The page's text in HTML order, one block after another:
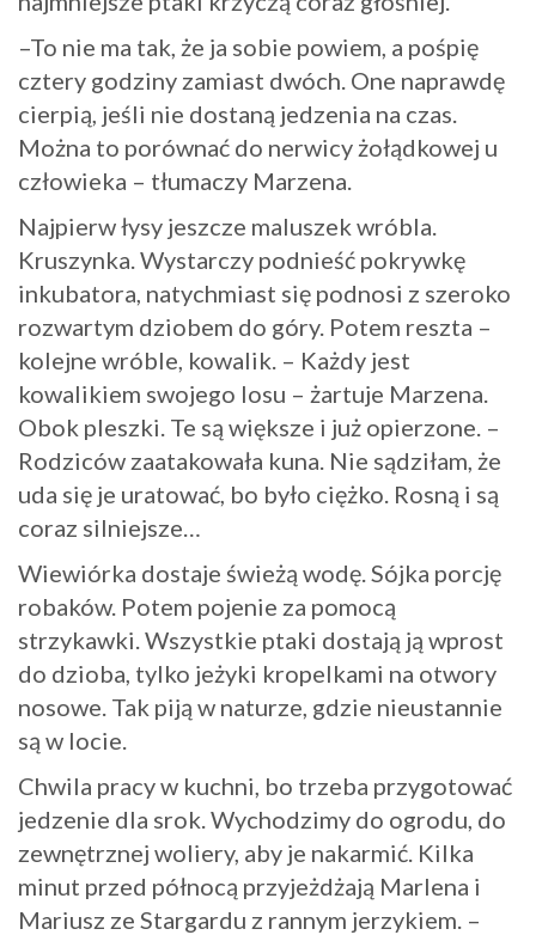
–To nie ma tak, że ja sobie powiem, a pośpię
cztery godziny zamiast dwóch. One naprawdę
cierpią, jeśli nie dostaną jedzenia na czas.
Można to porównać do nerwicy żołądkowej u
człowieka – tłumaczy Marzena.
Najpierw łysy jeszcze maluszek wróbla.
Kruszynka. Wystarczy podnieść pokrywkę
inkubatora, natychmiast się podnosi z szeroko
rozwartym dziobem do góry. Potem reszta –
kolejne wróble, kowalik. – Każdy jest
kowalikiem swojego losu – żartuje Marzena.
Obok pleszki. Te są większe i już opierzone. –
Rodziców zaatakowała kuna. Nie sądziłam, że
uda się je uratować, bo było ciężko. Rosną i są
coraz silniejsze…
Wiewiórka dostaje świeżą wodę. Sójka porcję
robaków. Potem pojenie za pomocą
strzykawki. Wszystkie ptaki dostają ją wprost
do dzioba, tylko jeżyki kropelkami na otwory
nosowe. Tak piją w naturze, gdzie nieustannie
są w locie.
Chwila pracy w kuchni, bo trzeba przygotować
jedzenie dla srok. Wychodzimy do ogrodu, do
zewnętrznej woliery, aby je nakarmić. Kilka
minut przed północą przyjeżdżają Marlena i
Mariusz ze Stargardu z rannym jerzykiem. –